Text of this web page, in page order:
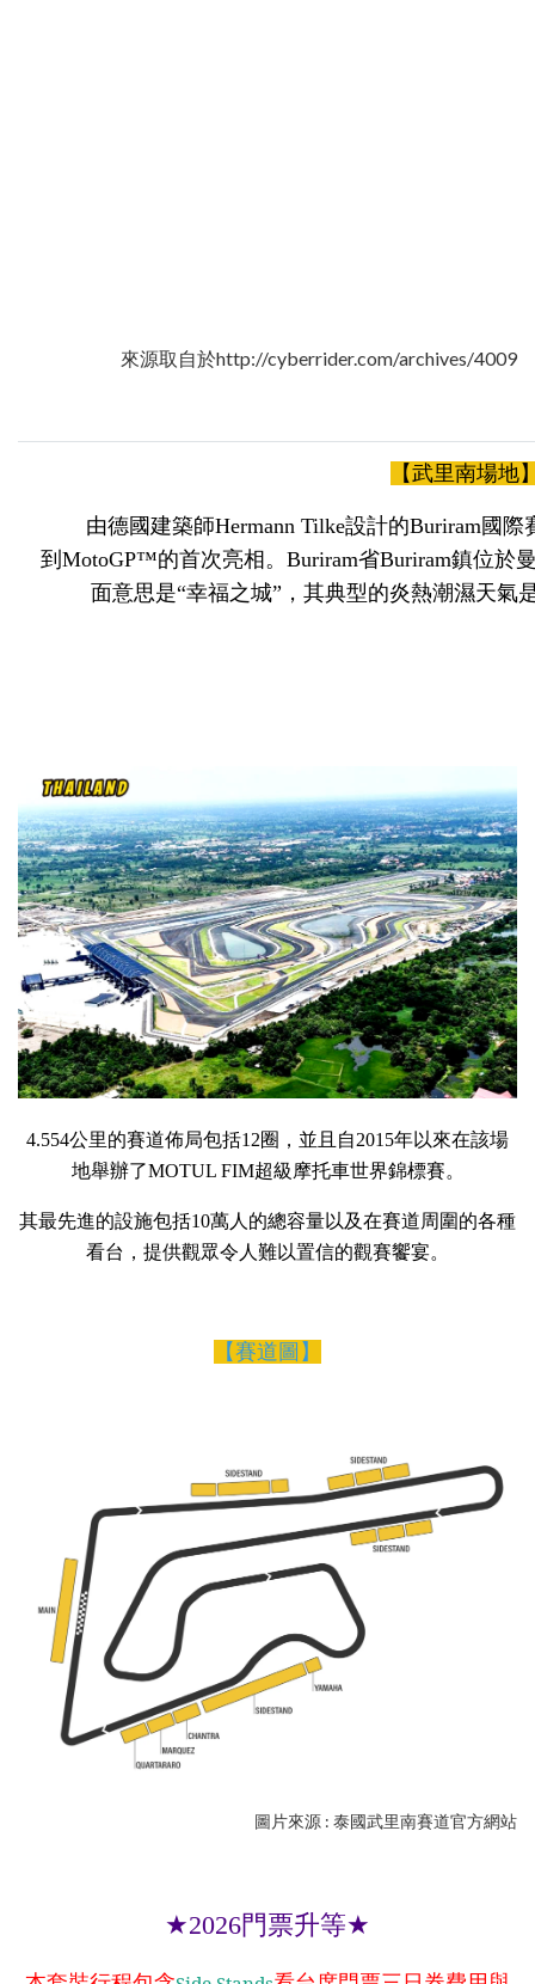
來源取自於http://cyberrider.com/archives/4009
【武里南場地
由德國建築師Hermann Tilke設計的Buriram國際
到MotoGP™的首次亮相。Buriram省Buriram鎮位於
面意思是“幸福之城”，其典型的炎熱潮濕天氣
4.554公里的賽道佈局包括12圈，並且自2015年以來在該場
地舉辦了MOTUL FIM超級摩托車世界錦標賽。
其最先進的設施包括10萬人的總容量以及在賽道周圍的各種
看台，提供觀眾令人難以置信的觀賽饗宴。
【賽道圖】
圖片來源 : 泰國武里南賽道官方網站
★2026門票升等★